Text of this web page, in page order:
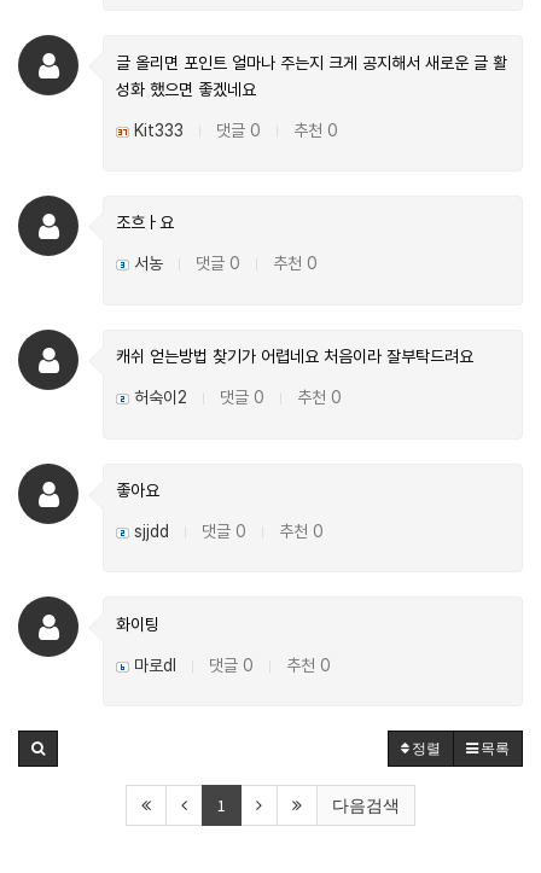
글 올리면 포인트 얼마나 주는지 크게 공지해서 새로운 글 활
성화 했으면 좋겠네요
Kit333 댓글 0 추천 0
조흐ㅏ요
서농 댓글 0 추천 0
캐쉬 얻는방법 찾기가 어렵네요 처음이라 잘부탁드려요
허숙이2 댓글 0 추천 0
좋아요
sjjdd 댓글 0 추천 0
화이팅
마로dl 댓글 0 추천 0
정렬 목록
1 다음검색